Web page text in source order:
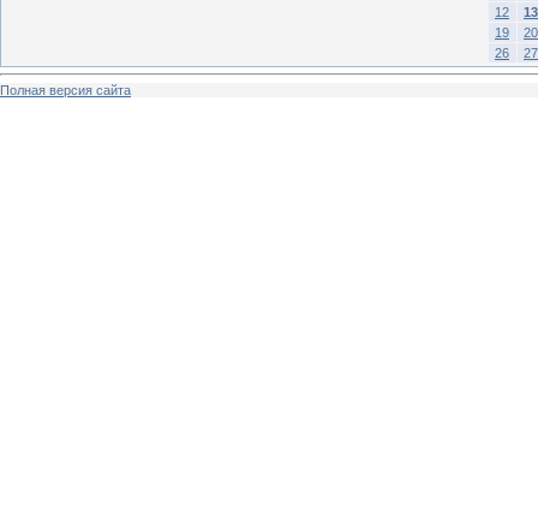
12
13
19
20
26
27
Полная версия сайта